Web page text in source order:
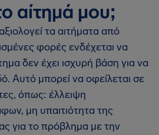
αίτημά μου;
τα αιτήματα από
φορές ενδέχεται να
δεν έχει ισχυρή βάση για να
Αυτό μπορεί να οφείλεται σε
όπως: έλλειψη
μη υπαιτιότητα της
για το πρόβλημα με την